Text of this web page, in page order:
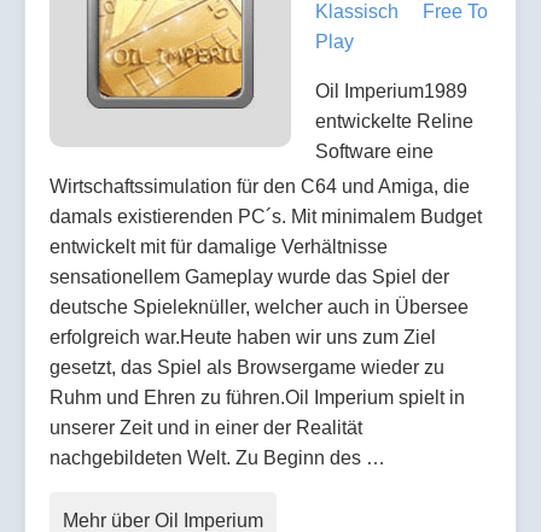
Klassisch
Free To
Play
Oil Imperium1989
entwickelte Reline
Software eine
Wirtschaftssimulation für den C64 und Amiga, die
damals existierenden PC´s. Mit minimalem Budget
entwickelt mit für damalige Verhältnisse
sensationellem Gameplay wurde das Spiel der
deutsche Spieleknüller, welcher auch in Übersee
erfolgreich war.Heute haben wir uns zum Ziel
gesetzt, das Spiel als Browsergame wieder zu
Ruhm und Ehren zu führen.Oil Imperium spielt in
unserer Zeit und in einer der Realität
nachgebildeten Welt. Zu Beginn des …
Mehr über Oil Imperium